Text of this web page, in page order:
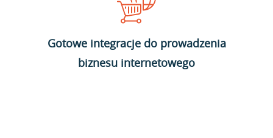
Gotowe integracje do prowadzenia
biznesu internetowego